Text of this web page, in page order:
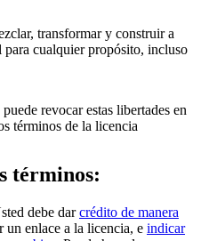
transformar y construir a
para cualquier propósito, incluso
revocar estas libertades en
términos de la licencia
términos:
debe darcrédito de manera
un enlace a la licencia, e indicar